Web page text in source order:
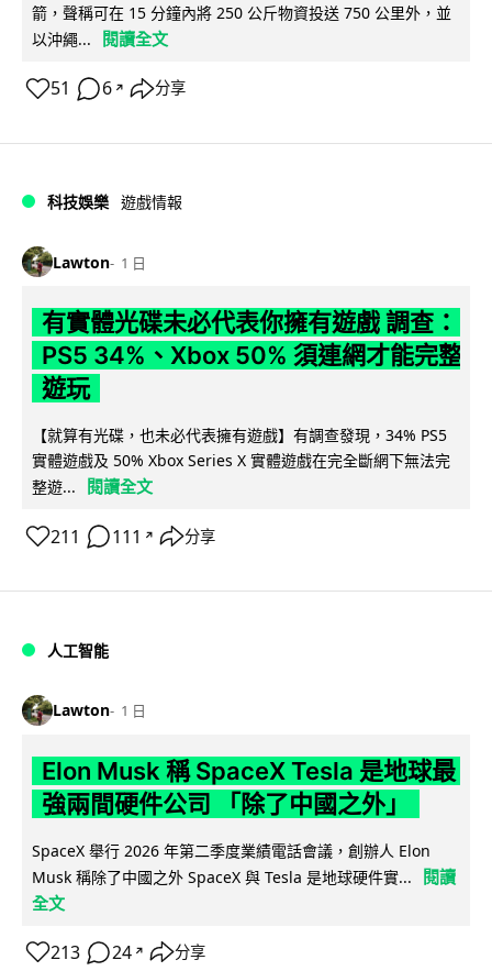
箭，聲稱可在 15 分鐘內將 250 公斤物資投送 750 公里外，並
以沖繩...
閱讀全文
51 6 ↗ 分享
科技娛樂 遊戲情報
Lawton 1 日
有實體光碟未必代表你擁有遊戲 調查：
PS5 34%、Xbox 50% 須連網才能完整
遊玩
【就算有光碟，也未必代表擁有遊戲】有調查發現，34% PS5
實體遊戲及 50% Xbox Series X 實體遊戲在完全斷網下無法完
整遊...
閱讀全文
211 111 ↗ 分享
人工智能
Lawton 1 日
Elon Musk 稱 SpaceX Tesla 是地球最
強兩間硬件公司 「除了中國之外」
SpaceX 舉行 2026 年第二季度業績電話會議，創辦人 Elon
Musk 稱除了中國之外 SpaceX 與 Tesla 是地球硬件實...
閱讀
全文
213 24 ↗ 分享